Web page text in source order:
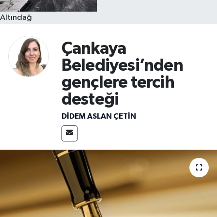
Altındağ
Çankaya
Belediyesi’nden
gençlere tercih
desteği
DIDEM ASLAN ÇETIN